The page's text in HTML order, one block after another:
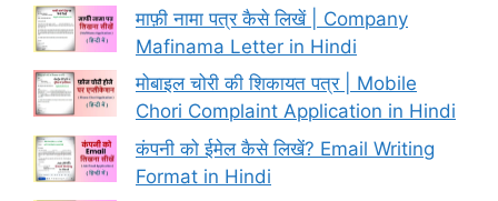
माफ़ी नामा पत्र कैसे लिखें | Company
Mafinama Letter in Hindi
मोबाइल चोरी की शिकायत पत्र | Mobile
Chori Complaint Application in Hindi
कंपनी को ईमेल कैसे लिखें? Email Writing
Format in Hindi